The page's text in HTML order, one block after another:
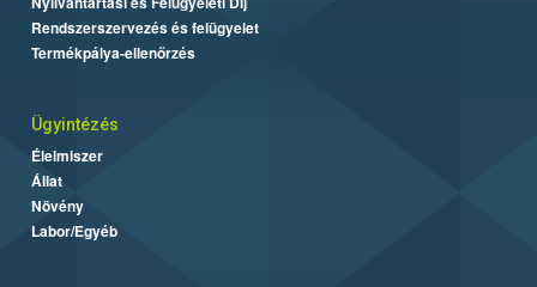
Rendszerszervezés és felügyelet
Termékpálya-ellenőrzés
Ügyintézés
Élelmiszer
Állat
Növény
Labor/Egyéb